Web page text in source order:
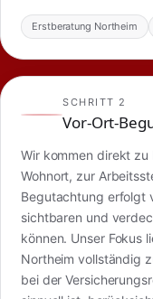
Erstberatung Northeim
SCHRITT 2
Vor-Ort-
Wir kommen direkt zu
Wohnort, zur
Begutachtung erfolgt
sichtbaren und
können. Unser Fokus
Northeim vollständig
bei der